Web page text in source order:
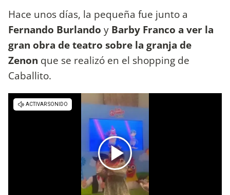
Hace unos días, la pequeña fue junto a
Fernando Burlando y Barby Franco a ver la
gran obra de teatro sobre la granja de
Zenon que se realizó en el shopping de
Caballito.